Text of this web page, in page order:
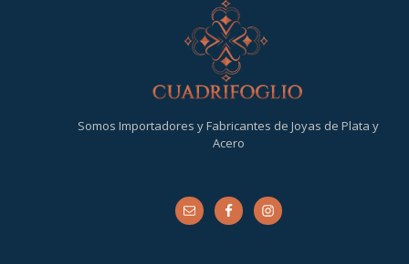
Somos Importadores y Fabricantes de Joyas de Plata y
Acero